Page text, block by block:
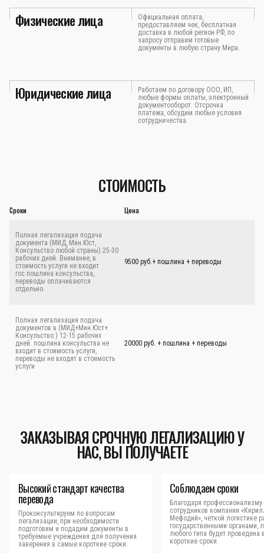
Физические лица
Официальная оплата,
предоставляем чек, бесплатная
доставка в любой регион РФ, по
запросу отправим готовые
документы в любую страну Мира.
Юридические лица
Работаем по договору ООО, ИП,
любые формы оплаты, электронный
документооборот. Отсрочка
платежа, обсудим любые условия
сотрудничества.
СТОИМОСТЬ
Сроки Цена
Полная легализация подача
документа (МИД, Мин.Юст,
Консульство любой страны) 25-30
рабочих дней. Внимание, в
стоимость услуги не входит
гос.пошлина консульства,
переводы оплачиваются
отдельно.
9500 руб.+ пошлина + переводы
Полная легализация подача
документов в (МИД+Мин.Юст+
Консульство ) 12-15 рабочих
дней. пошлина консульства не
входит в стоимость услуги,
переводы не входят в стоимость
услуги
20000 руб. + пошлина + переводы
ЗАКАЗЫВАЯ СРОЧНУЮ ЛЕГАЛИЗАЦИЮ У
НАС, ВЫ ПОЛУЧАЕТЕ
Высокий стандарт качества
перевода
Проконсультируем по вопросам
легализации, при необходимости
подготовим и подадим документы в
требуемые учреждения для получения
заверения в самые короткие сроки.
Соблюдаем сроки
Благодаря профессионализму
сотрудников компании
Мефодий», четкой логистике
государственными органами,
любого типа будет проведена
короткие сроки.